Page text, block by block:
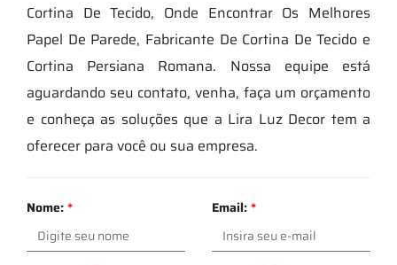
Cortina De Tecido, Onde Encontrar Os Melhores
Papel De Parede, Fabricante De Cortina De Tecido e
Cortina Persiana Romana. Nossa equipe está
aguardando seu contato, venha, faça um orçamento
e conheça as soluções que a Lira Luz Decor tem a
oferecer para você ou sua empresa.
Nome:* Email:*